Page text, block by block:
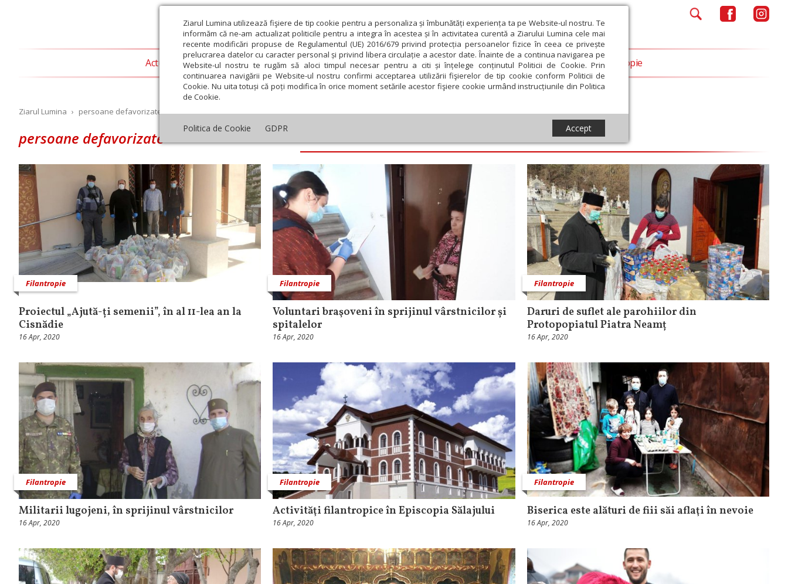
Ziarul Lumina utilizează fişiere de tip cookie pentru a personaliza și îmbunătăți experiența ta pe Website-ul nostru. Te
informăm că ne-am actualizat politicile pentru a integra în acestea și în activitatea curentă a Ziarului Lumina cele mai
recente modificări propuse de Regulamentul (UE) 2016/679 privind protecția persoanelor fizice în ceea ce privește
prelucrarea datelor cu caracter personal și privind libera circulație a acestor date. Înainte de a continua navigarea pe
Website-ul nostru te rugăm să aloci timpul necesar pentru a citi și înțelege conținutul Politicii de Cookie. Prin
continuarea navigării pe Website-ul nostru confirmi acceptarea utilizării fişierelor de tip cookie conform Politicii de
Cookie. Nu uita totuși că poți modifica în orice moment setările acestor fişiere cookie urmând instrucțiunile din Politica
de Cookie.
Politica de Cookie GDPR Accept
Actualitate religioasă Teologie și spiritualitate Educaţie și Cultură Societate Opinii Filantropie
Ziarul Lumina › persoane defavorizate
persoane defavorizate
Filantropie
Proiectul „Ajută-ți semenii”, în al 11-lea an la
Cisnădie
16 Apr, 2020
Filantropie
Voluntari braşoveni în sprijinul vârstnicilor și
spitalelor
16 Apr, 2020
Filantropie
Daruri de suflet ale parohiilor din
Protopopiatul Piatra Neamț
16 Apr, 2020
Filantropie
Militarii lugojeni, în sprijinul vârstnicilor
16 Apr, 2020
Filantropie
Activităţi filantropice în Episcopia Sălajului
16 Apr, 2020
Filantropie
Biserica este alături de fiii săi aflaţi în nevoie
16 Apr, 2020